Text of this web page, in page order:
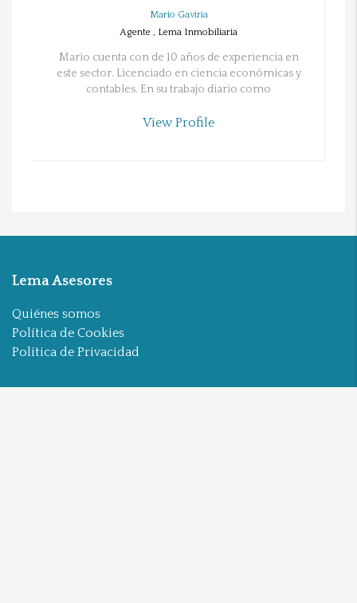
Mario Gaviria
Agente , Lema Inmobiliaria
Mario cuenta con de 10 años de experiencia en
este sector. Licenciado en ciencia económicas y
contables. En su trabajo diario como
agentes puedan lograr sus objetivos:
View Profile
Lema Asesores
Quiénes somos
Política de Cookies
Política de Privacidad